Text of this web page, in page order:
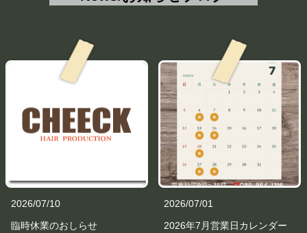
2026/07/10
臨時休業のおしらせ
2026/07/01
2026年7月営業日カレンダー